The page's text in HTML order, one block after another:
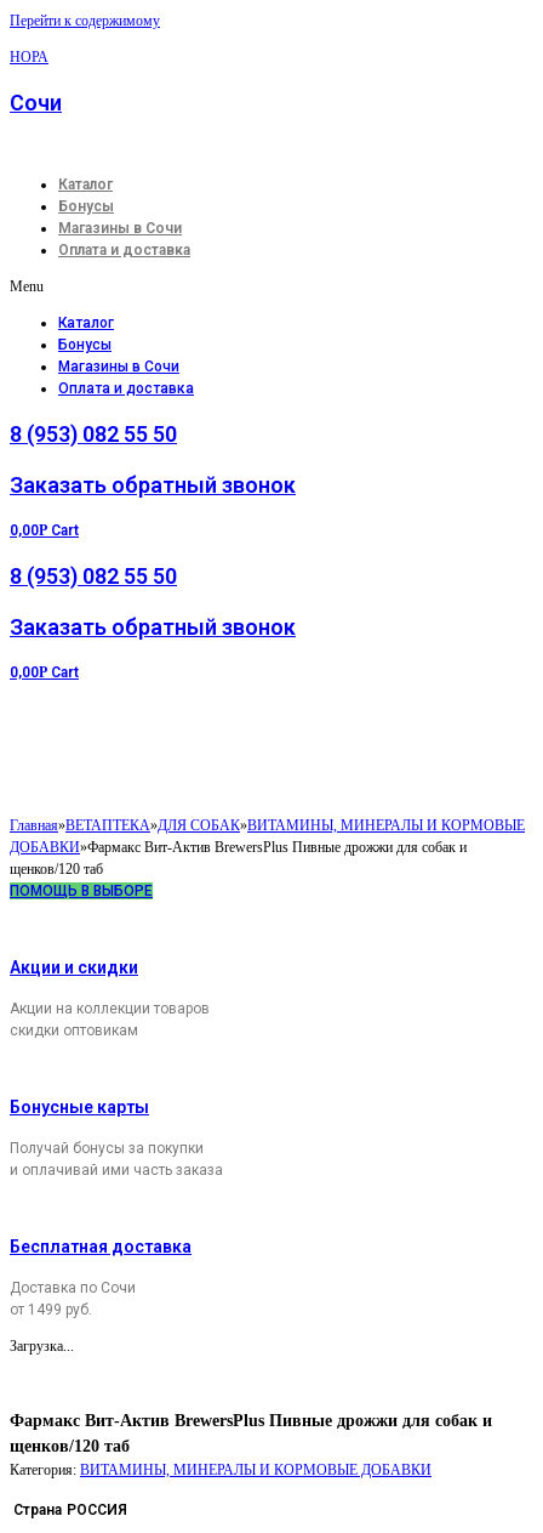
Перейти к содержимому
НОРА
Сочи
Каталог
Бонусы
Магазины в Сочи
Оплата и доставка
Menu
Каталог
Бонусы
Магазины в Сочи
Оплата и доставка
8 (953) 082 55 50
Заказать обратный звонок
0,00Р Cart
8 (953) 082 55 50
Заказать обратный звонок
0,00Р Cart
Главная»ВЕТАПТЕКА»ДЛЯ СОБАК»ВИТАМИНЫ, МИНЕРАЛЫ И КОРМОВЫЕ
ДОБАВКИ»Фармакс Вит-Актив BrewersPlus Пивные дрожжи для собак и
щенков/120 таб
ПОМОЩЬ В ВЫБОРЕ
Акции и скидки
Акции на коллекции товаров
скидки оптовикам
Бонусные карты
Получай бонусы за покупки
и оплачивай ими часть заказа
Бесплатная доставка
Доставка по Сочи
от 1499 руб.
Загрузка...
Фармакс Вит-Актив BrewersPlus Пивные дрожжи для собак и
щенков/120 таб
Категория: ВИТАМИНЫ, МИНЕРАЛЫ И КОРМОВЫЕ ДОБАВКИ
Страна РОССИЯ